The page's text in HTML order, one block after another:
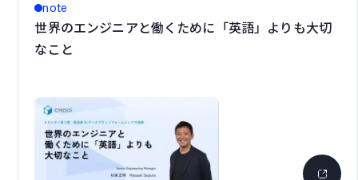
note
世界のエンジニアと働くために「英語」よりも大切
なこと